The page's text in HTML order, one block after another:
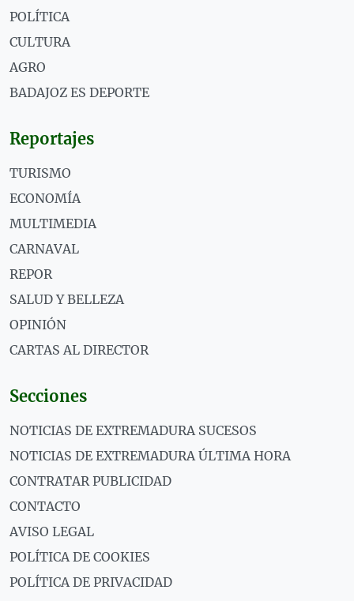
POLÍTICA
CULTURA
AGRO
BADAJOZ ES DEPORTE
Reportajes
TURISMO
ECONOMÍA
MULTIMEDIA
CARNAVAL
REPOR
SALUD Y BELLEZA
OPINIÓN
CARTAS AL DIRECTOR
Secciones
NOTICIAS DE EXTREMADURA SUCESOS
NOTICIAS DE EXTREMADURA ÚLTIMA HORA
CONTRATAR PUBLICIDAD
CONTACTO
AVISO LEGAL
POLÍTICA DE COOKIES
POLÍTICA DE PRIVACIDAD